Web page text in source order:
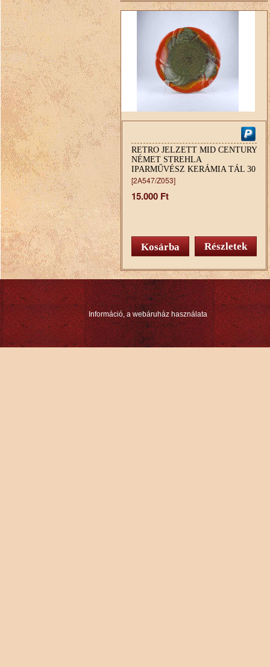
RETRO JELZETT MID CENTURY
NÉMET STREHLA
IPARMŰVÉSZ KERÁMIA TÁL 30
CM
[2A547/Z053]
15.000 Ft
Részletek
Információ, a webáruház használata